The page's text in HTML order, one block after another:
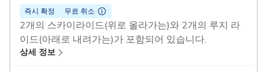
즉시 확정 무료 취소
2개의 스카이라이드(위로 올라가는)와 2개의 루지 라
이드(아래로 내려가는)가 포함되어 있습니다.
1 루지 상품 - 5달러 이상 가치 (때때로 변경되거나 대
상세 정보